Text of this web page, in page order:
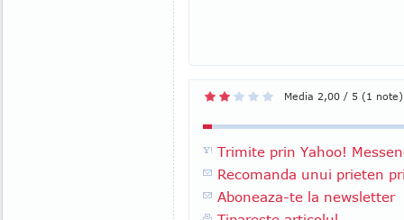
Media 2,00 / 5 (1 note)
Trimite prin Yahoo!
Recomanda unui prieten
Aboneaza-te la newsletter